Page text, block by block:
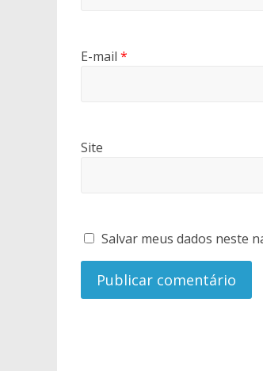
E-mail *
Site
Salvar meus dados neste